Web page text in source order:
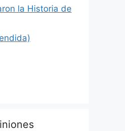
la Historia de